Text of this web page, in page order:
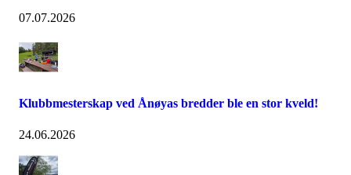
07.07.2026
Klubbmesterskap ved Ånøyas bredder ble en stor kveld!
24.06.2026